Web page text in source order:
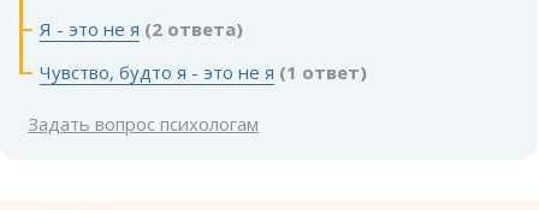
Я - это не я (2 ответа)
Чувство, будто я - это не я (1 ответ)
Задать вопрос психологам